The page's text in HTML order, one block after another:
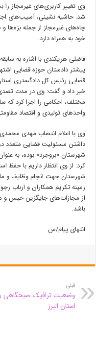
وی تغییر کاربری‌های غیرمجاز
شد: حاشیه نشینی، آسیب‌های
چاه‌های غیرمجاز از جمله بزه‌ها
خود به همراه دارد.
فاضلی هریکندی با اشاره به
پیشتر دادستان حوزه قضایی
قضایی رئیس کل دادگستری
خبر داد و گفت: وی در مدت تصدی
مختلف، احکامی را اجرا کرد که
واحدهای تولیدی و اقتصاد
وی با اعلام انتصاب مهدی
داشتن مسئولیت قضایی متعدد
شهرستان «بروجرد» بوده، به
کرد: از وی انتظار داریم با حفظ
شهرستان جهت انجام وظایف و
زمینه تکریم همکاران و ارباب
از مجازات‌های جایگزین حبس و
باشد.
انتهای پیام/س
قبلی
وضعیت ترافیک صبحگاهی
استان البرز